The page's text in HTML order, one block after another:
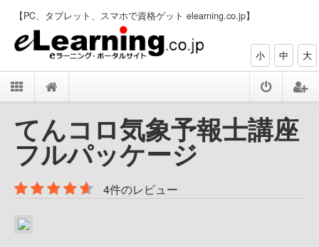
【PC、タブレット、スマホで資格ゲット elearning.co.jp】
小 中 大
てんコロ気象予報士講座
フルパッケージ
4件のレビュー